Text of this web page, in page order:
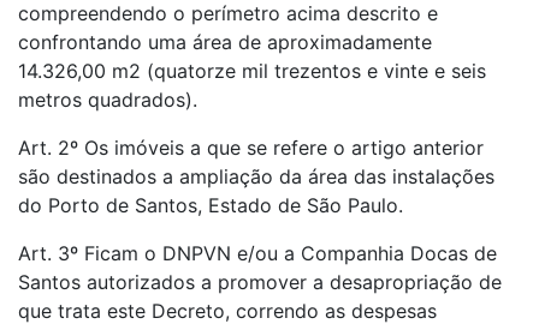
compreendendo o perímetro acima descrito e
confrontando uma área de aproximadamente
14.326,00 m2 (quatorze mil trezentos e vinte e seis
metros quadrados).
Art. 2º Os imóveis a que se refere o artigo anterior
são destinados a ampliação da área das instalações
do Porto de Santos, Estado de São Paulo.
Art. 3º Ficam o DNPVN e/ou a Companhia Docas de
Santos autorizados a promover a desapropriação de
que trata este Decreto, correndo as despesas